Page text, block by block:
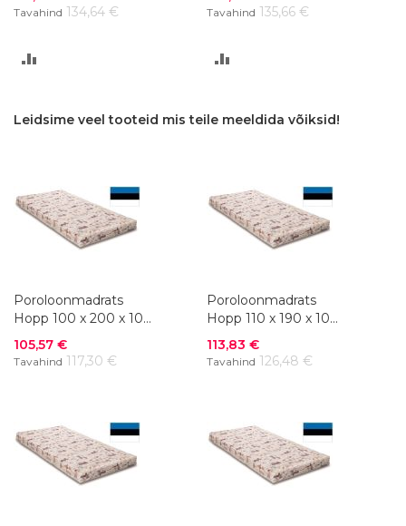
Tavahind 134,64 € Tavahind 135,66 €
Leidsime veel tooteid mis teile meeldida võiksid!
Poroloonmadrats
Hopp 100 x 200 x 10
cm
Soodushind
105,57 €
Tavahind 117,30 €
Poroloonmadrats
Hopp 110 x 190 x 10
cm
Soodushind
113,83 €
Tavahind 126,48 €